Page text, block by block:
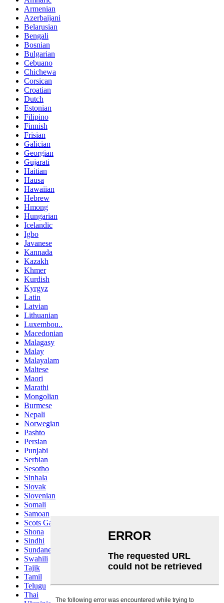
Armenian
Azerbaijani
Belarusian
Bengali
Bosnian
Bulgarian
Cebuano
Chichewa
Corsican
Croatian
Dutch
Estonian
Filipino
Finnish
Frisian
Galician
Georgian
Gujarati
Haitian
Hausa
Hawaiian
Hebrew
Hmong
Hungarian
Icelandic
Igbo
Javanese
Kannada
Kazakh
Khmer
Kurdish
Kyrgyz
Latin
Latvian
Lithuanian
Luxembou..
Macedonian
Malagasy
Malay
Malayalam
Maltese
Maori
Marathi
Mongolian
Burmese
Nepali
Norwegian
Pashto
Persian
Punjabi
Serbian
Sesotho
Sinhala
Slovak
Slovenian
Somali
Samoan
Scots Gaelic
Shona
Sindhi
Sundanese
Swahili
Tajik
Tamil
Telugu
Thai